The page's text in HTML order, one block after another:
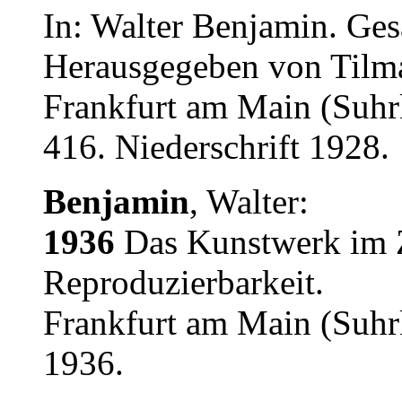
In: Walter Benjamin.
Herausgegeben von
Frankfurt am Main
416. Niederschrift 1928.
Benjamin, Walter:
1936 Das Kunstwerk im
Reproduzierbarkeit.
Frankfurt am Main
1936.